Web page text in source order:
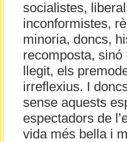
socialistes,
inconformistes,
minoria, doncs,
recomposta,
llegit, els
irreflexius. I
sense aquests
espectadors de
vida més bella i